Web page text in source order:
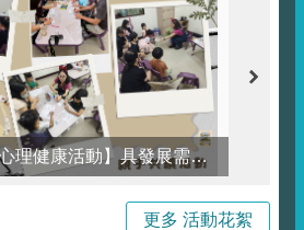
【115年社區心理健康活動】具發展需求兒童及其照顧者心理健康促進活動花絮
更多 活動花絮